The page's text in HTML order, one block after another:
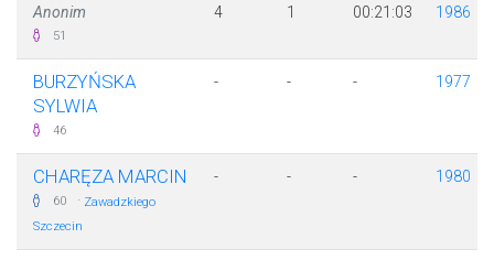
Anonim
51
4 1 00:21:03 1986
BURZYŃSKA
SYLWIA
46
- - - 1977
CHARĘZA MARCIN
60 · Zawadzkiego
Szczecin
- - - 1980